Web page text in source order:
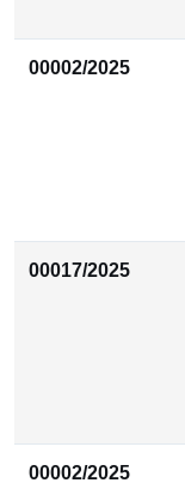
00002/2025
00017/2025
00002/2025